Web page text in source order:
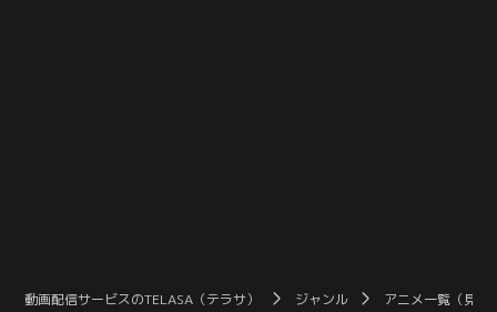
動画配信サービスのTELASA（テラサ） ジャンル アニメ一覧（見放